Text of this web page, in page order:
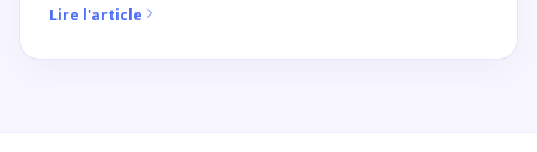
Lire l'article